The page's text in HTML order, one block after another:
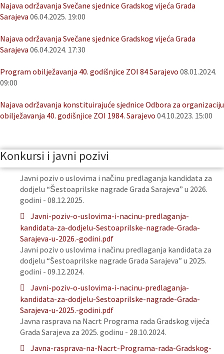
Najava održavanja Svečane sjednice Gradskog vijeća Grada
Sarajeva 06.04.2025. 19:00
Najava održavanja Svečane sjednice Gradskog vijeća Grada
Sarajeva 06.04.2024. 17:30
Program obilježavanja 40. godišnjice ZOI 84 Sarajevo 08.01.2024.
09:00
Najava održavanja konstituirajuće sjednice Odbora za organizaciju
obilježavanja 40. godišnjice ZOI 1984. Sarajevo 04.10.2023. 15:00
Konkursi i javni pozivi
Javni poziv o uslovima i načinu predlaganja kandidata za
dodjelu “Šestoaprilske nagrade Grada Sarajeva” u 2026.
godini - 08.12.2025.
Javni-poziv-o-uslovima-i-nacinu-predlaganja-
kandidata-za-dodjelu-Sestoaprilske-nagrade-Grada-
Sarajeva-u-2026.-godini.pdf
Javni poziv o uslovima i načinu predlaganja kandidata za
dodjelu “Šestoaprilske nagrade Grada Sarajeva” u 2025.
godini - 09.12.2024.
Javni-poziv-o-uslovima-i-nacinu-predlaganja-
kandidata-za-dodjelu-Sestoaprilske-nagrade-Grada-
Sarajeva-u-2025.-godini.pdf
Javna rasprava na Nacrt Programa rada Gradskog vijeća
Grada Sarajeva za 2025. godinu - 28.10.2024.
Javna-rasprava-na-Nacrt-Programa-rada-Gradskog-